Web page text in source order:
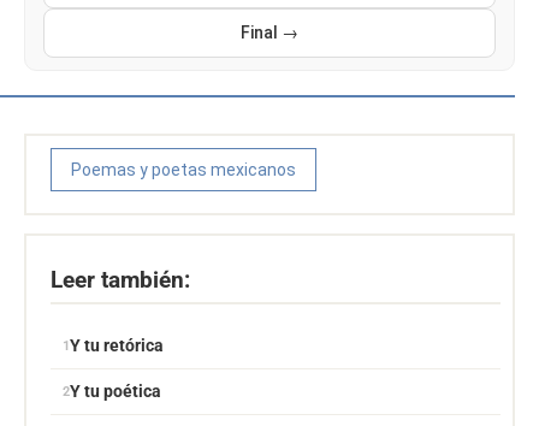
Final →
Poemas y poetas mexicanos
Leer también:
Y tu retórica
Y tu poética